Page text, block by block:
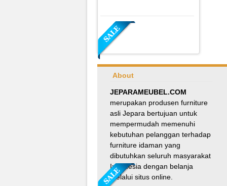
Meja Makan Oval Minimalis
Kursi Silang
Rp 8.100.0009.000.000
About
JEPARAMEUBEL.COM
merupakan produsen furniture
asli Jepara bertujuan untuk
mempermudah memenuhi
kebutuhan pelanggan terhadap
furniture idaman yang
dibutuhkan seluruh masyarakat
Indonesia dengan belanja
melalui situs online.